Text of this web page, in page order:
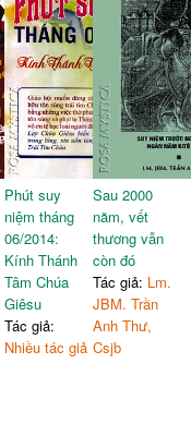
Phút suy
niệm tháng
06/2014:
Kính Thánh
Tâm Chúa
Giêsu
Tác giả:
Nhiều tác giả
Sau 2000
năm, vết
thương vẫn
còn đó
Tác giả: Lm.
JBM. Trần
Anh Thư,
Csjb